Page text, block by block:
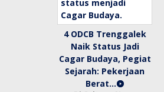
4 ODCB Trenggalek
Naik Status Jadi
Cagar Budaya, Pegiat
Sejarah: Pekerjaan
Berat…